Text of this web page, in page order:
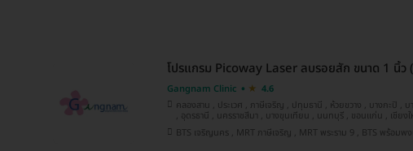
โปรแกรม Picoway Laser ลบรอยสัก ขนาด 1 นิ้ว
Gangnam Clinic
4.6
คลองสาน , ประเวศ , ภาษีเจริญ , ปทุมธานี , ห้วยขวาง , บางกะปิ , บางกอกน้อย , คันนายาว
, อุดรธานี , นครราชสีมา , บางขุนเทียน , นนทบุรี , ขอนแก่น , เชียงใหม่ , ชลบุรี ,
นครสวรรค์ , คลองเตย